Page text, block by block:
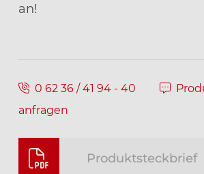
an!
0 62 36 / 41 94 - 40
anfragen
Produktsteckbrief